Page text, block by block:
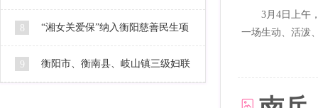
进蒸湘
8 “湘女关爱保”纳入衡阳慈善民生项
目
9 衡阳市、衡南县、岐山镇三级妇联
3月4日上午
一场生动、活